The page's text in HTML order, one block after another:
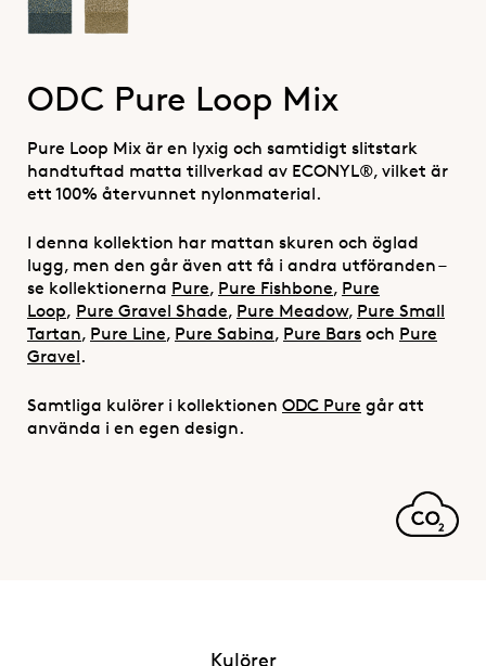
ODC Pure Loop Mix
Pure Loop Mix är en lyxig och samtidigt slitstark
handtuftad matta tillverkad av ECONYL®, vilket är
ett 100% återvunnet nylonmaterial.
I denna kollektion har mattan skuren och öglad
lugg, men den går även att få i andra utföranden –
se kollektionerna Pure, Pure Fishbone, Pure
Loop, Pure Gravel Shade, Pure Meadow, Pure Small
Tartan, Pure Line, Pure Sabina, Pure Bars och Pure
Gravel.
Samtliga kulörer i kollektionen ODC Pure går att
använda i en egen design.
Kulörer